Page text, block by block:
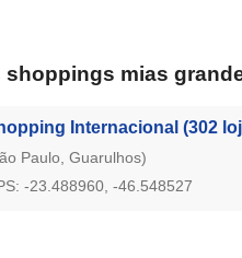
shoppings mias
Internacional (302
Paulo, Guarulhos)
-23.488960, -46.548527